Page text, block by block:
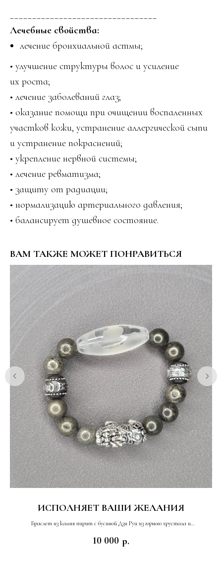
Лечебные свойства:
лечение бронхиальной астмы;
• улучшение структуры волос и усиление
их роста;
• лечение заболеваний глаз;
• оказание помощи при очищении воспаленных
участков кожи, устранение аллергической сыпи
и устранение покраснений;
• укрепление нервной системы;
• лечение ревматизма;
• защиту от радиации;
• нормализацию артериального давления;
• балансирует душевное состояние.
ВАМ ТАКЖЕ МОЖЕТ ПОНРАВИТЬСЯ
ИСПОЛНЯЕТ ВАШИ ЖЕЛАНИЯ
Браслет из камня пирит с бусиной Дзи Руи из горного хрустала и
10 000 р.